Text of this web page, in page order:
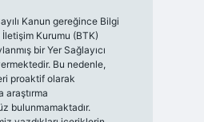
Kanun gereğince Bilgi
Kurumu (BTK)
bir Yer Sağlayıcı
Bu nedenle,
proaktif olarak
araştırma
bulunmamaktadır.